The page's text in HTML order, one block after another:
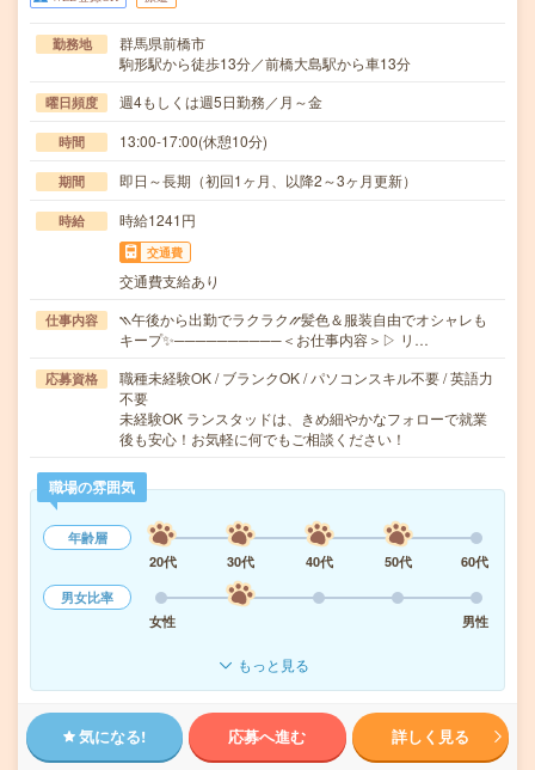
勤務地
群馬県前橋市
駒形駅から徒歩13分／前橋大島駅から車13分
曜日頻度 週4もしくは週5日勤務／月～金
時間 13:00-17:00(休憩10分)
期間 即日～長期（初回1ヶ月、以降2～3ヶ月更新）
時給 時給1241円
交通費
交通費支給あり
仕事内容
⳹午後から出勤でラクラク⳼髪色＆服装自由でオシャレも
キープ✨──────────＜お仕事内容＞▷ リ…
応募資格
職種未経験OK / ブランクOK / パソコンスキル不要 / 英語力
不要
未経験OK ランスタッドは、きめ細やかなフォローで就業
後も安心！お気軽に何でもご相談ください！
職場の雰囲気
年齢層
20代
30代 40代 50代
60代
男女比率
女性
男性
もっと見る
気になる! 応募へ進む 詳しく見る